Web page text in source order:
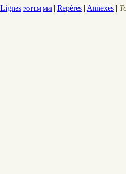
Lignes PO PLM Midi | Repères | Annexes |